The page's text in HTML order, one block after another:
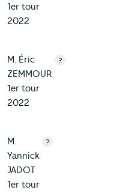
1er tour
2022
M. Éric
ZEMMOUR
1er tour
2022
?
M.
Yannick
JADOT
1er tour
?